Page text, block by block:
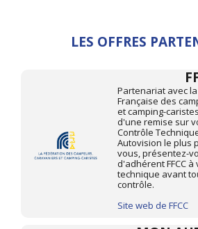
LES OFFRES
Partenariat avec
Française des
et camping-
d'une remise sur
Contrôle
Autovision le plus
vous, présentez-
d'adhérent FFCC
technique avant
contrôle.
Site web de FFCC